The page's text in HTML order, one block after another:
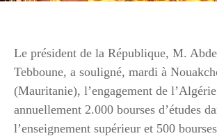
Le président de la République, M.
Tebboune, a souligné, mardi à
(Mauritanie), l’engagement de
annuellement 2.000 bourses d’études
l’enseignement supérieur et 500